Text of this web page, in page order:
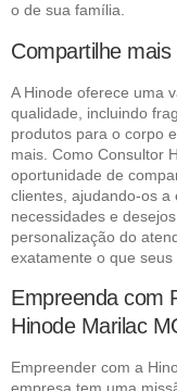
o de sua família.
Compartilhe
A Hinode oferece uma
qualidade, incluindo
produtos para o corpo
mais. Como Consultor
oportunidade de
clientes, ajudando-os
necessidades e
personalização do
exatamente o que seus
Empreenda com
Hinode Marilac
Empreender com a